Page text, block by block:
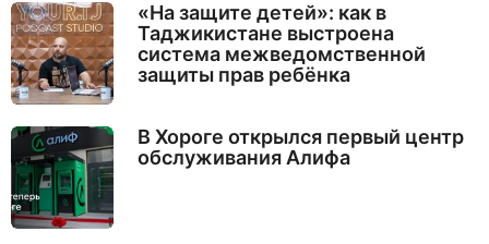
«На защите детей»: как в
Таджикистане выстроена
система межведомственной
защиты прав ребёнка
В Хороге открылся первый центр
обслуживания Алифа